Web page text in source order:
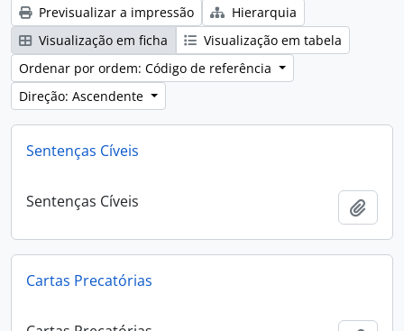
Previsualizar a impressão
Hierarquia
Visualização em ficha
Visualização em tabela
Ordenar por ordem: Código de referência
Direção: Ascendente
Sentenças Cíveis
Sentenças Cíveis
Cartas Precatórias